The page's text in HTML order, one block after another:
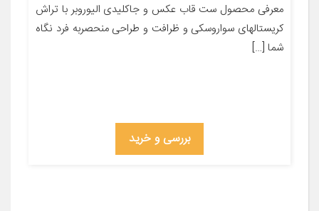
معرفی محصول ست قاب عکس و جاکلیدی الیوروبر با تراش
کریستالهای سواروسکی و ظرافت و طراحی منحصربه فرد نگاه
شما […]
بررسی و خرید